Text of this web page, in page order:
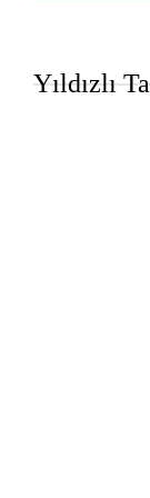
Yıldızlı